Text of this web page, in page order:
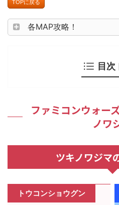
TOPに戻る
各MAP攻略！
目次
ファミコンウォー
ノワ
ツキノワジマ
トウコンショウグン